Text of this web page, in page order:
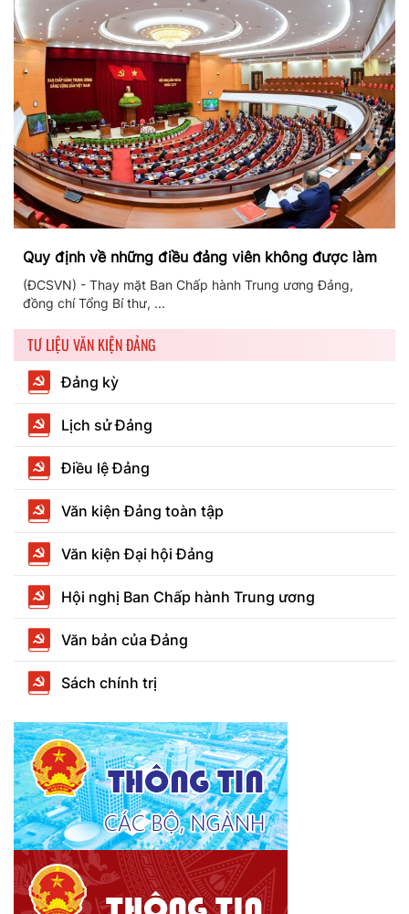
Quy định về những điều đảng viên không được làm
(ĐCSVN) - Thay mặt Ban Chấp hành Trung ương Đảng,
đồng chí Tổng Bí thư, ...
TƯ LIỆU VĂN KIỆN ĐẢNG
Đảng kỳ
Lịch sử Đảng
Điều lệ Đảng
Văn kiện Đảng toàn tập
Văn kiện Đại hội Đảng
Hội nghị Ban Chấp hành Trung ương
Văn bản của Đảng
Sách chính trị